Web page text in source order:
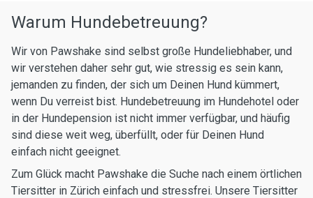
Warum Hundebetreuung?
Wir von Pawshake sind selbst große Hundeliebhaber, und
wir verstehen daher sehr gut, wie stressig es sein kann,
jemanden zu finden, der sich um Deinen Hund kümmert,
wenn Du verreist bist. Hundebetreuung im Hundehotel oder
in der Hundepension ist nicht immer verfügbar, und häufig
sind diese weit weg, überfüllt, oder für Deinen Hund
einfach nicht geeignet.
Zum Glück macht Pawshake die Suche nach einem örtlichen
Tiersitter in Zürich einfach und stressfrei. Unsere Tiersitter